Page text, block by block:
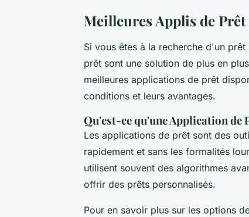
applis de prêt :
en un clic
Meilleures Applis de
Si vous êtes à la recherche d'un
prêt sont une solution de plus en
meilleures applications de prêt
conditions et leurs avantages.
Qu'est-ce qu'une Application de
Les applications de prêt sont des
rapidement et sans les formalités
utilisent souvent des algorithmes
offrir des prêts personnalisés.
Pour en savoir plus sur les options